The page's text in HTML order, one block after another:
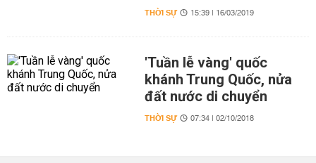
THỜI SỰ 15:39 | 16/03/2019
'Tuần lễ vàng' quốc
khánh Trung Quốc, nửa
đất nước di chuyển
THỜI SỰ 07:34 | 02/10/2018